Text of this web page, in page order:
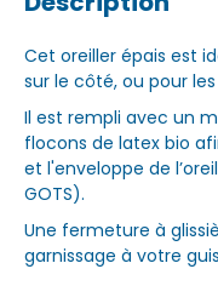
Cet oreiller épais est
sur le côté, ou pour
Il est rempli avec un
flocons de latex bio
et l'enveloppe de
GOTS).
Une fermeture à
garnissage à votre